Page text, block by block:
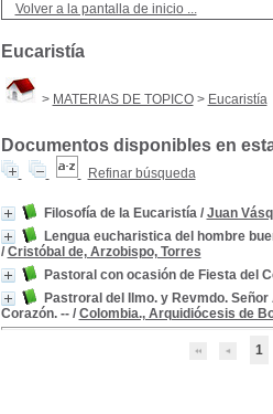
Volver a la pantalla de inicio ...
Eucaristía
> MATERIAS DE TOPICO> Eucaristía
Documentos disponibles en
Refinar búsqueda
Filosofía de la Eucaristía/ Juan
Lengua eucharistica del hombre
/ Cristóbal de, Arzobispo, Torres
Pastoral con ocasión de Fiesta del
Pastroral del Ilmo. y Revmdo.
Corazón. --/ Colombia., Arquidiócesis de
1